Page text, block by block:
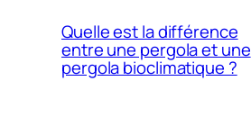
Quelle est la différence
entre une pergola et une
pergola bioclimatique ?